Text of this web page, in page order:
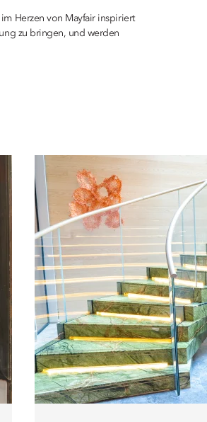
Herzen von Mayfair inspiriert
zu bringen, und werden